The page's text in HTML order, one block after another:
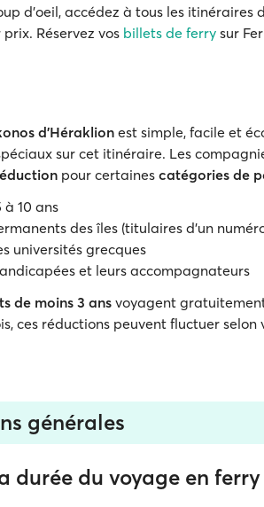
d’oeil, accédez à tous les
Réservez vos billets de ferry sur
d'Héraklionest simple, facile et
sur cet itinéraire. Les
pour certaines catégories de
à 10 ans
des îles (titulaires d'un
universités grecques
et leurs accompagnateurs
de moins 3 ansvoyagent
ces réductions peuvent fluctuer
générales
durée du voyage en